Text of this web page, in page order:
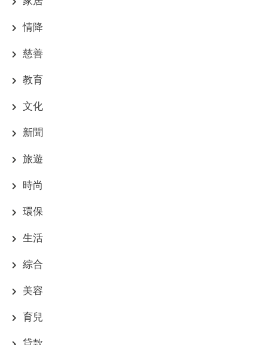
情降
慈善
教育
文化
新聞
旅遊
時尚
環保
生活
綜合
美容
育兒